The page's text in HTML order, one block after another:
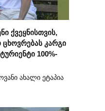
ქვეყნისთვის,
კარგი
100%-
ახალი ეტაპია